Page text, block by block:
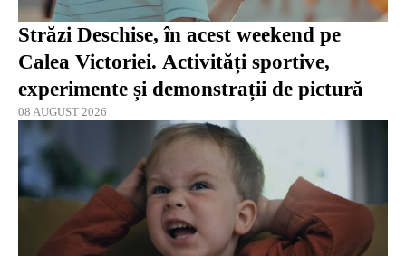
Străzi Deschise, în acest weekend pe
Calea Victoriei. Activități sportive,
experimente și demonstrații de pictură
08 AUGUST 2026